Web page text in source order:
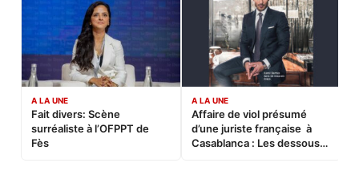
A LA UNE
Fait divers: Scène
surréaliste à l’OFPPT de
Fès
A LA UNE
Affaire de viol présumé
d’une juriste française à
Casablanca : Les dessous